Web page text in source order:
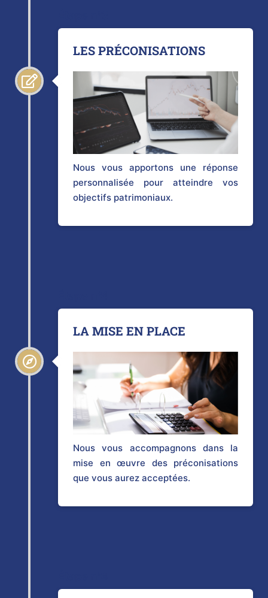
LES PRÉCONISATIONS
Nous vous apportons une réponse
personnalisée pour atteindre vos
objectifs patrimoniaux.
LA MISE EN PLACE
Nous vous accompagnons dans la
mise en œuvre des préconisations
que vous aurez acceptées.